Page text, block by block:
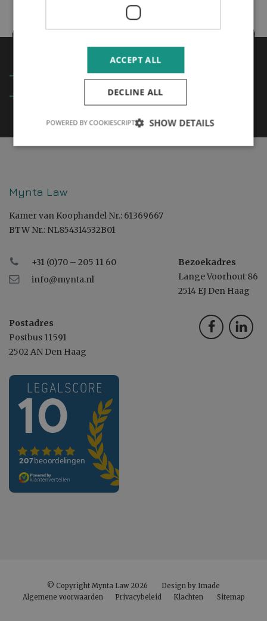
Expertises
Mynta Law
Kamer van Koophandel Nr.: 61369667
BTW Nr.: NL854314532B01
+31 (0)70 – 205 11 60
info@mynta.nl
Bezoekadres
Lange Voorhout 86
2514 EJ Den Haag
Postadres
Postbus 11591
2502 AN Den Haag
© Copyright Mynta Law 2026
Design by Imade
Algemene voorwaarden
Privacybeleid Klachten Sitemap
ACCEPT ALL
DECLINE ALL
SHOW DETAILS
POWERED BY COOKIESCRIPT